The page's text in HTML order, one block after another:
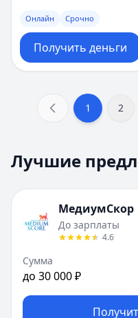
Онлайн Срочно
Получить деньги
1 2
Лучшие
МедиумСкор
До зарплаты
4.6
Сумма
до 30 000 ₽